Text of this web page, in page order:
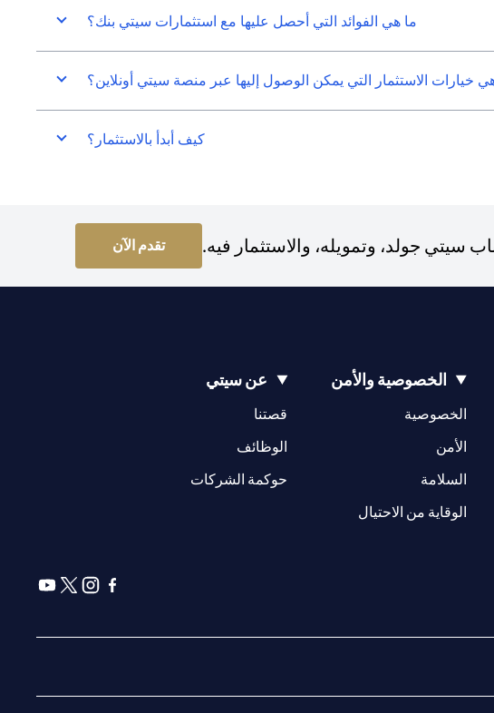
ما هي الفوائد التي أحصل عليها مع استثمارات سيتي بنك؟
خيارات الاستثمار التي يمكن الوصول إليها عبر منصة سيتي أونلاين؟
كيف أبدأ بالاستثمار؟
جولد، وتمويله، والاستثمار فيه. تقدم الآن
الخصوصية والأمن
الخصوصية
الأمن
السلامة
الوقاية من الاحتيال
عن سيتي
قصتنا
(opens in a new tab)
الوظائف
(opens in a new tab)
حوكمة الشركات
(opens in a new tab)